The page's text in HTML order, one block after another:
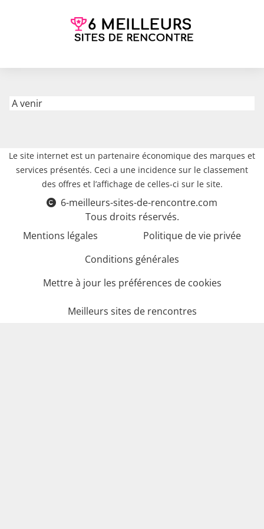
A venir
Le site internet est un partenaire économique des marques et
services présentés. Ceci a une incidence sur le classement
des offres et l’affichage de celles-ci sur le site.
6-meilleurs-sites-de-rencontre.com
Tous droits réservés.
Mentions légales
Politique de vie privée
Conditions générales
Mettre à jour les préférences de cookies
Meilleurs sites de rencontres